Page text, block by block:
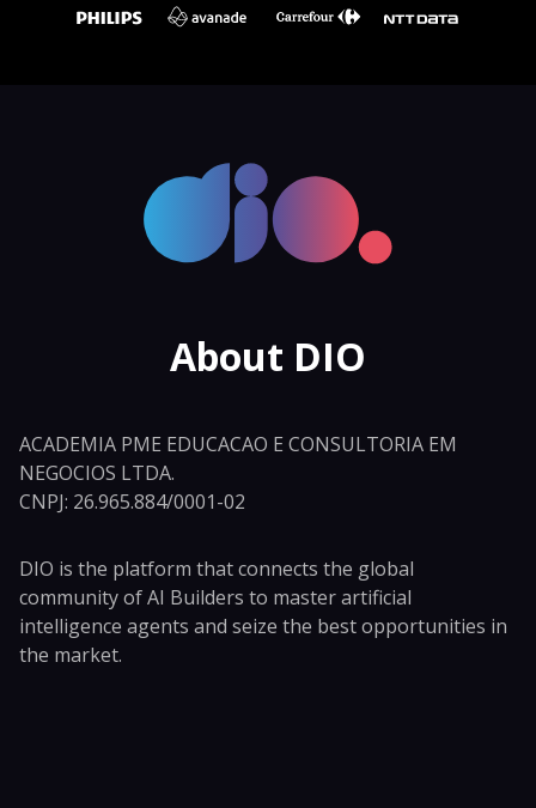
About DIO
ACADEMIA PME EDUCACAO E CONSULTORIA EM
NEGOCIOS LTDA.
CNPJ: 26.965.884/0001-02
DIO is the platform that connects the global
community of AI Builders to master artificial
intelligence agents and seize the best opportunities in
the market.